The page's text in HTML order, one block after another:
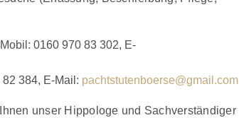
0160 970 83 302, E-
384, E-Mail: pachtstutenboerse@gmail.com
unser Hippologe und Sachverständiger